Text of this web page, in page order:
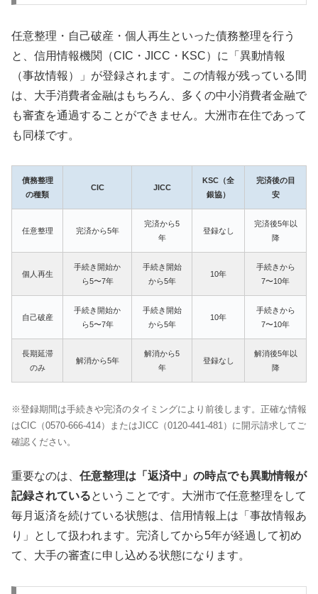
任意整理・自己破産・個人再生といった債務整理を行う
と、信用情報機関（CIC・JICC・KSC）に「異動情報
（事故情報）」が登録されます。この情報が残っている間
は、大手消費者金融はもちろん、多くの中小消費者金融で
も審査を通過することができません。大洲市在住であって
も同様です。
債務整理
の種類
CIC JICC
KSC（全
銀協）
完済後の目
安
任意整理 完済から5年
完済から5
年
登録なし
完済後5年以
降
個人再生
手続き開始か
ら5〜7年
手続き開始
から5年
10年
手続きから
7〜10年
自己破産
手続き開始か
ら5〜7年
手続き開始
から5年
10年
手続きから
7〜10年
長期延滞
のみ
解消から5年
解消から5
年
登録なし
解消後5年以
降
※登録期間は手続きや完済のタイミングにより前後します。正確な情報
はCIC（0570-666-414）またはJICC（0120-441-481）に開示請求してご
確認ください。
重要なのは、 任意整理は「返済中」の時点でも異動情報が
記録されているということです。大洲市で任意整理をして
毎月返済を続けている状態は、信用情報上は「事故情報あ
り」として扱われます。完済してから5年が経過して初め
て、大手の審査に申し込める状態になります。